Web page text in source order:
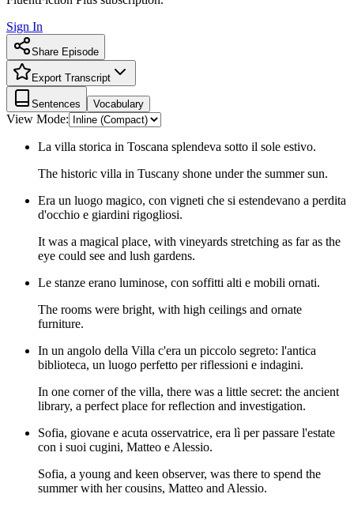
Sign In
Share Episode
Export Transcript
Sentences Vocabulary
View Mode:
La villa storica in Toscana splendeva sotto il sole estivo.
The historic villa in Tuscany shone under the summer sun.
Era un luogo magico, con vigneti che si estendevano a perdita
d'occhio e giardini rigogliosi.
It was a magical place, with vineyards stretching as far as the
eye could see and lush gardens.
Le stanze erano luminose, con soffitti alti e mobili ornati.
The rooms were bright, with high ceilings and ornate
furniture.
In un angolo della Villa c'era un piccolo segreto: l'antica
biblioteca, un luogo perfetto per riflessioni e indagini.
In one corner of the villa, there was a little secret: the ancient
library, a perfect place for reflection and investigation.
Sofia, giovane e acuta osservatrice, era lì per passare l'estate
con i suoi cugini, Matteo e Alessio.
Sofia, a young and keen observer, was there to spend the
summer with her cousins, Matteo and Alessio.